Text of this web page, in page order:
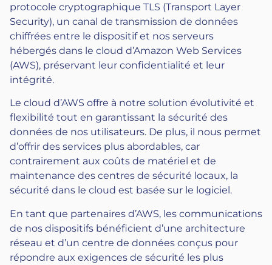
protocole cryptographique TLS (Transport Layer
Security), un canal de transmission de données
chiffrées entre le dispositif et nos serveurs
hébergés dans le cloud d’Amazon Web Services
(AWS), préservant leur confidentialité et leur
intégrité.
Le cloud d’AWS offre à notre solution évolutivité et
flexibilité tout en garantissant la sécurité des
données de nos utilisateurs. De plus, il nous permet
d’offrir des services plus abordables, car
contrairement aux coûts de matériel et de
maintenance des centres de sécurité locaux, la
sécurité dans le cloud est basée sur le logiciel.
En tant que partenaires d’AWS, les communications
de nos dispositifs bénéficient d’une architecture
réseau et d’un centre de données conçus pour
répondre aux exigences de sécurité les plus